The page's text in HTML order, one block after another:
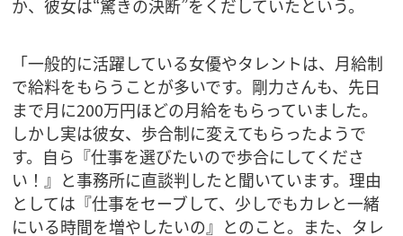
か、彼女は“驚きの決断”をくだしていたという。
「一般的に活躍している女優やタレントは、月給制
で給料をもらうことが多いです。剛力さんも、先日
まで月に200万円ほどの月給をもらっていました。
しかし実は彼女、歩合制に変えてもらったようで
す。自ら『仕事を選びたいので歩合にしてくださ
い！』と事務所に直談判したと聞いています。理由
としては『仕事をセーブして、少しでもカレと一緒
にいる時間を増やしたいの』とのこと。また、タレ